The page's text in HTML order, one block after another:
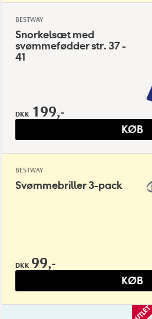
BESTWAY
Snorkelsæt med
svømmefødder str. 37 -
41
DKK 199,-
KØB
BESTWAY
Svømmebriller 3-pack
DKK 99,-
KØB